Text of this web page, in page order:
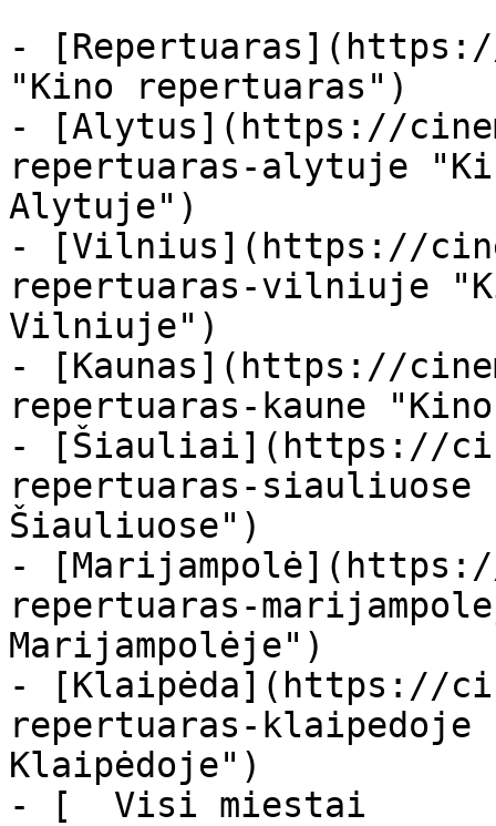
-
"Kino repertuaras")
- [Alytus](https://
repertuaras-alytuje
Alytuje")
- [Vilnius](https://
repertuaras-vilniuje
Vilniuje")
- [Kaunas](https://
repertuaras-kaune
- [Šiauliai](https://
repertuaras-
Šiauliuose")
-
repertuaras-
Marijampolėje")
- [Klaipėda](https://
repertuaras-
Klaipėdoje")
- [  Visi miestai